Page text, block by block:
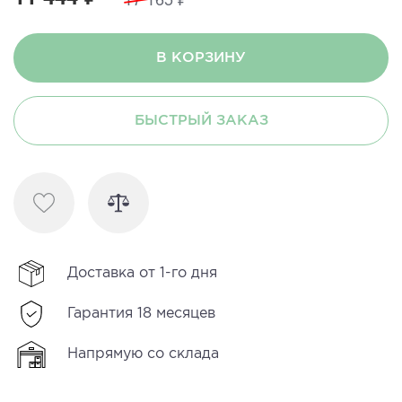
В КОРЗИНУ
БЫСТРЫЙ ЗАКАЗ
Доставка от 1-го дня
Гарантия 18 месяцев
Напрямую со склада